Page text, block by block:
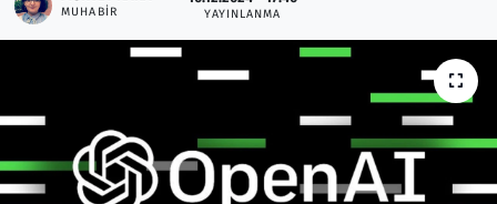
MUHABIR YAYINLANMA
Oyun
Resmi İlanlar